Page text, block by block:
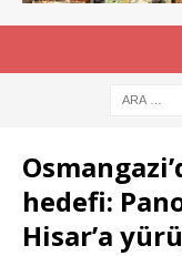
hedefi:
Hisar’a